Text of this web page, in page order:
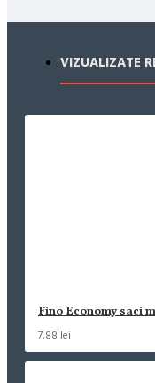
VIZUALIZATE
Fino Economy saci
7,88 lei